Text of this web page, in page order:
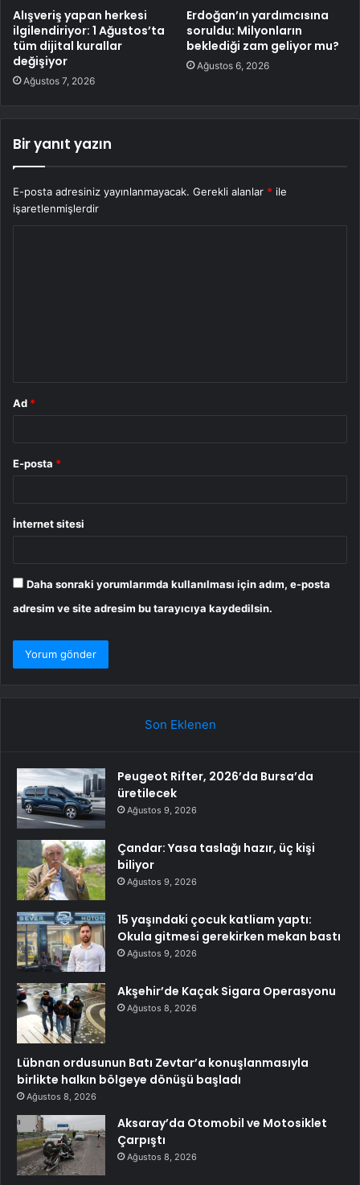
Alışveriş yapan herkesi
ilgilendiriyor: 1 Ağustos’ta
tüm dijital kurallar
değişiyor
Ağustos 7, 2026
Erdoğan’ın yardımcısına
soruldu: Milyonların
beklediği zam geliyor mu?
Ağustos 6, 2026
Bir yanıt yazın
E-posta adresiniz yayınlanmayacak. Gerekli alanlar * ile
işaretlenmişlerdir
Ad *
E-posta *
İnternet sitesi
Daha sonraki yorumlarımda kullanılması için adım, e-posta
adresim ve site adresim bu tarayıcıya kaydedilsin.
Son Eklenen
Peugeot Rifter, 2026’da Bursa’da
üretilecek
Ağustos 9, 2026
Çandar: Yasa taslağı hazır, üç kişi
biliyor
Ağustos 9, 2026
15 yaşındaki çocuk katliam yaptı:
Okula gitmesi gerekirken mekan bastı
Ağustos 9, 2026
Akşehir’de Kaçak Sigara Operasyonu
Ağustos 8, 2026
Lübnan ordusunun Batı Zevtar’a konuşlanmasıyla
birlikte halkın bölgeye dönüşü başladı
Ağustos 8, 2026
Aksaray’da Otomobil ve Motosiklet
Çarpıştı
Ağustos 8, 2026